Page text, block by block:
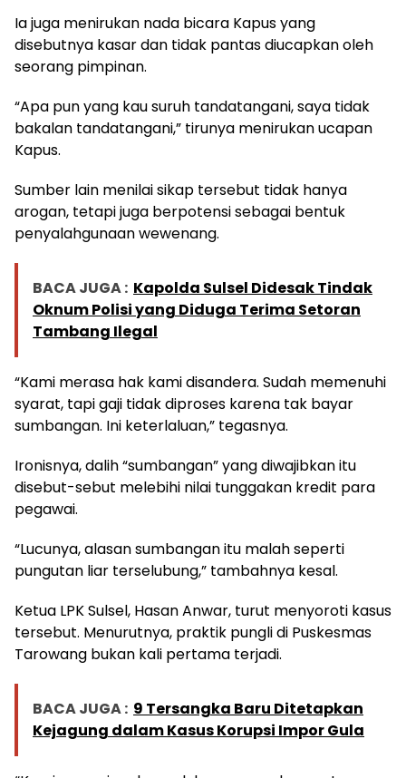
Ia juga menirukan nada bicara Kapus yang
disebutnya kasar dan tidak pantas diucapkan oleh
seorang pimpinan.
“Apa pun yang kau suruh tandatangani, saya tidak
bakalan tandatangani,” tirunya menirukan ucapan
Kapus.
Sumber lain menilai sikap tersebut tidak hanya
arogan, tetapi juga berpotensi sebagai bentuk
penyalahgunaan wewenang.
BACA JUGA : Kapolda Sulsel Didesak Tindak
Oknum Polisi yang Diduga Terima Setoran
Tambang Ilegal
“Kami merasa hak kami disandera. Sudah memenuhi
syarat, tapi gaji tidak diproses karena tak bayar
sumbangan. Ini keterlaluan,” tegasnya.
Ironisnya, dalih “sumbangan” yang diwajibkan itu
disebut-sebut melebihi nilai tunggakan kredit para
pegawai.
“Lucunya, alasan sumbangan itu malah seperti
pungutan liar terselubung,” tambahnya kesal.
Ketua LPK Sulsel, Hasan Anwar, turut menyoroti kasus
tersebut. Menurutnya, praktik pungli di Puskesmas
Tarowang bukan kali pertama terjadi.
BACA JUGA : 9 Tersangka Baru Ditetapkan
Kejagung dalam Kasus Korupsi Impor Gula